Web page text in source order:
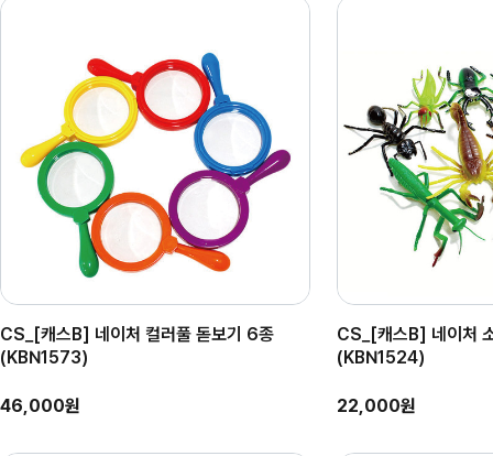
CS_[캐스B] 네이처 컬러풀 돋보기 6종
(KBN1573)
46,000원
CS_[캐스B] 네이처
(KBN1524)
22,000원